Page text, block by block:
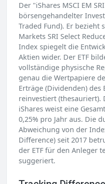
Der "iShares MSCI EM
börsengehandelter
Traded Fund). Er bezieht
Markets SRI Select
Index spiegelt die
Aktien wider. Der ETF
vollständige physische
genau die Wertpapiere
Erträge (Dividenden) des
reinvestiert (thesauriert).
iShares weist eine
0,25% pro Jahr aus. Die
Abweichung von der
Difference) seit 2017
der ETF für den Anleger
suggeriert.